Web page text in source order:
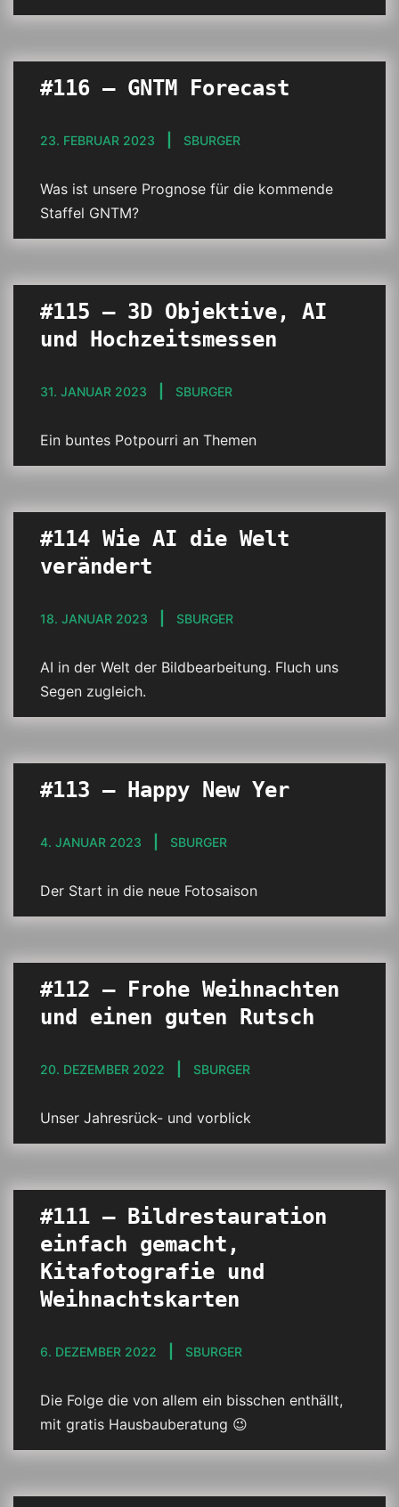
#116 – GNTM Forecast
23. FEBRUAR 2023 SBURGER
Was ist unsere Prognose für die kommende
Staffel GNTM?
#115 – 3D Objektive, AI
und Hochzeitsmessen
31. JANUAR 2023 SBURGER
Ein buntes Potpourri an Themen
#114 Wie AI die Welt
verändert
18. JANUAR 2023 SBURGER
AI in der Welt der Bildbearbeitung. Fluch uns
Segen zugleich.
#113 – Happy New Yer
4. JANUAR 2023 SBURGER
Der Start in die neue Fotosaison
#112 – Frohe Weihnachten
und einen guten Rutsch
20. DEZEMBER 2022 SBURGER
Unser Jahresrück- und vorblick
#111 – Bildrestauration
einfach gemacht,
Kitafotografie und
Weihnachtskarten
6. DEZEMBER 2022 SBURGER
Die Folge die von allem ein bisschen enthällt,
mit gratis Hausbauberatung 😉